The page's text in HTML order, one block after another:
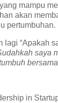
mampu
akan
pertumbuhan.
lagi “Apakah
saya
in